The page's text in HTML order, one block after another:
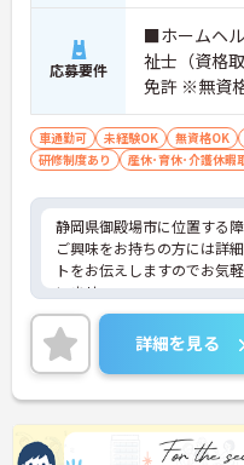
応募要件
■ホームヘ
祉士（資格取得見
免許 ※無資
車通勤可 未経験OK 無資格OK
研修制度あり
産休･育休･介護休暇
静岡県御殿場市に位置する障
ご興味をお持ちの方には詳
トをお伝えしますのでお気
いませ。
詳細を見る